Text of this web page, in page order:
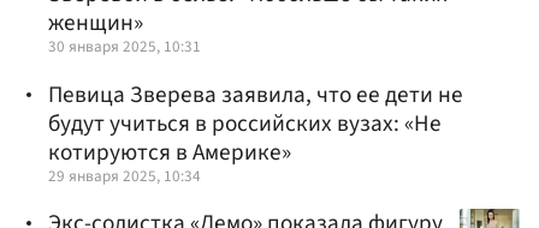
женщин»
30 января 2025, 10:31
Певица Зверева заявила, что ее дети не
будут учиться в российских вузах: «Не
котируются в Америке»
29 января 2025, 10:34